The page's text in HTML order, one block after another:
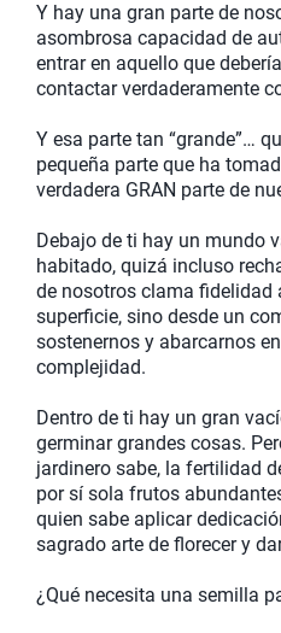
Y hay una gran parte de
asombrosa capacidad de
entrar en aquello que
contactar verdaderamente
Y esa parte tan “grande”…
pequeña parte que ha
verdadera GRAN parte de
Debajo de ti hay un mundo
habitado, quizá incluso
de nosotros clama fidelidad
superficie, sino desde un
sostenernos y abarcarnos
complejidad.
Dentro de ti hay un gran
germinar grandes cosas.
jardinero sabe, la fertilidad
por sí sola frutos
quien sabe aplicar
sagrado arte de florecer y
¿Qué necesita una semilla